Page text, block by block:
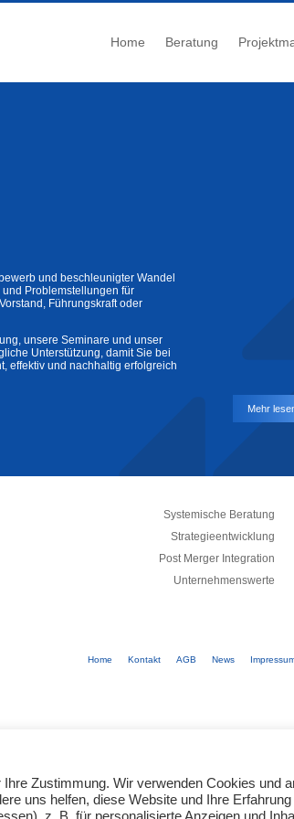
Home Beratung
und beschleunigter Wandel
Problemstellungen für
Führungskraft oder
unsere Seminare und unser
Unterstützung, damit Sie bei
effektiv und nachhaltig erfolgreich
Mehr
Systemische Beratung
Strategieentwicklung
Post Merger Integration
Unternehmenswerte
Home Kontakt AGB News
Zustimmung. Wir verwenden Cookies und
uns helfen, diese Website und Ihre